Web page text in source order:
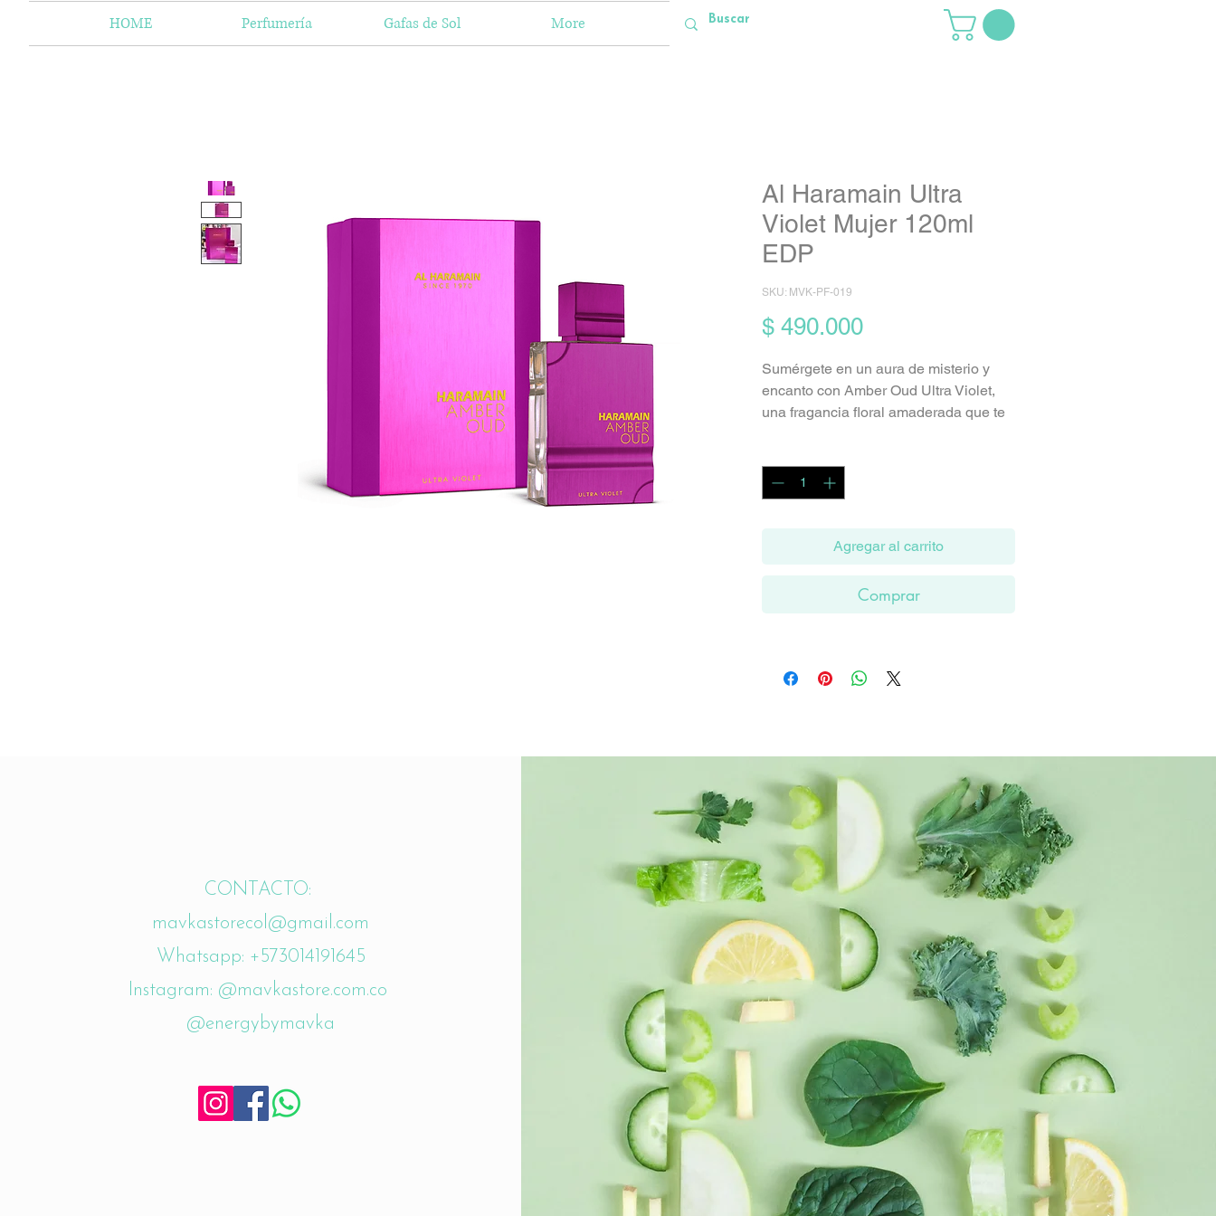
HOME Perfumería Gafas de Sol More
Al Haramain Ultra
Violet Mujer 120ml
EDP
SKU: MVK-PF-019
$ 490.000Precio
Sumérgete en un aura de misterio y
encanto con Amber Oud Ultra Violet,
una fragancia floral amaderada que te
Las notas de salida de jengibre
picante, rosa delicada y bergamota
sensorial única.
En el corazón, nardos opulentos,
jazmín embriagador y flores blancas te
Agregar al carrito
Comprar
CONTACTO:
mavkastorecol@gmail.com
Whatsapp: +573014191645
Instagram: @mavkastore.com.co
@energybymavka